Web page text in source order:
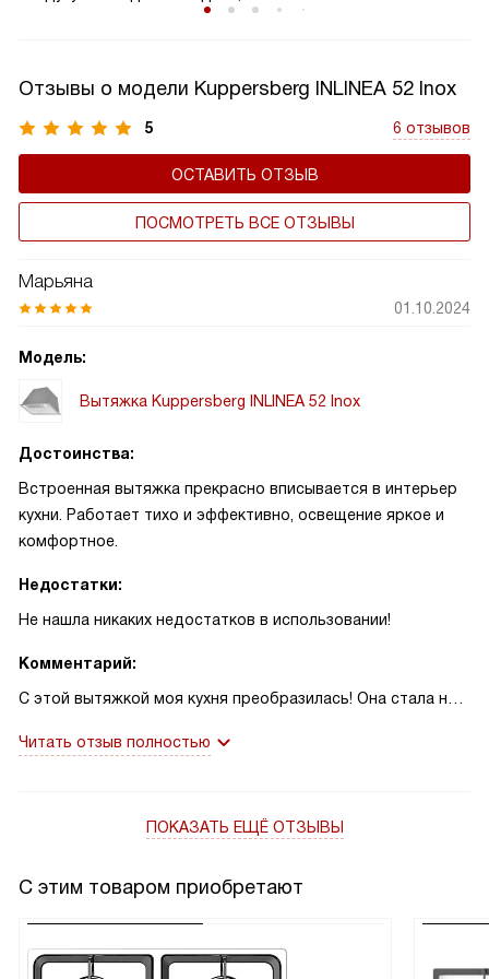
поддерживает чистоту воздуха на вашей кухне. Это
важный элемент вытяжки, который способствует
сохранению здорового микроклимата в комнате,
продляет срок службы устройства, а также не дает
попадать внутрь холодному воздуху.
Отзывы о модели Kuppersberg INLINEA 52 Inox
5 6 отзывов
ОСТАВИТЬ ОТЗЫВ
ПОСМОТРЕТЬ ВСЕ ОТЗЫВЫ
Марьяна
01.10.2024
Модель:
Вытяжка Kuppersberg INLINEA 52 Inox
Достоинства:
Встроенная вытяжка прекрасно вписывается в интерьер
кухни. Работает тихо и эффективно, освещение яркое и
комфортное.
Недостатки:
Не нашла никаких недостатков в использовании!
Комментарий:
С этой вытяжкой моя кухня преобразилась! Она стала не
управление очень удобное, не нужно тратить время на
приготовления пищи.
светильника прекрасно освещают рабочую поверхность,
Очень понравился и дизайн - современный и стильный. Он
Читать отзыв полностью
ПОКАЗАТЬ ЕЩЁ ОТЗЫВЫ
С этим товаром приобретают